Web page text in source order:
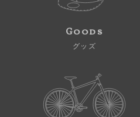
Goods
グッズ